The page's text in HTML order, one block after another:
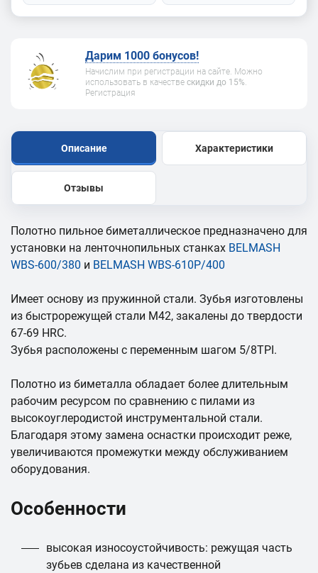
Дарим 1000 бонусов!
Начислим при регистрации на сайте. Можно
использовать в качестве скидки до 15%.
Регистрация
Описание Характеристики
Отзывы
Полотно пильное биметаллическое предназначено для
установки на ленточнопильных станках BELMASH
WBS-600/380 и BELMASH WBS-610P/400
Имеет основу из пружинной стали. Зубья изготовлены
из быстрорежущей стали М42, закалены до твердости
67-69 HRC.
Зубья расположены с переменным шагом 5/8TPI.
Полотно из биметалла обладает более длительным
рабочим ресурсом по сравнению с пилами из
высокоуглеродистой инструментальной стали.
Благодаря этому замена оснастки происходит реже,
увеличиваются промежутки между обслуживанием
оборудования.
Особенности
высокая износоустойчивость: режущая часть
зубьев сделана из качественной